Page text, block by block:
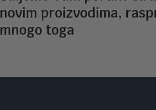
novim proizvodima,
mnogo toga